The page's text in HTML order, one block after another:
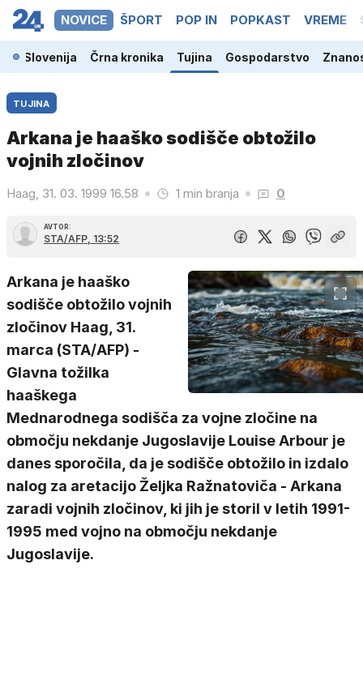
NOVICE ŠPORT POP IN POPKAST VREME
Slovenija Črna kronika Tujina Gospodarstvo
TUJINA
Arkana je haaško sodišče obtožilo
vojnih zločinov
Haag, 31. 03. 1999 16.58 1 min branja 0
AVTOR:
STA/AFP, 13:52
Arkana je haaško
sodišče obtožilo vojnih
zločinov Haag, 31.
marca (STA/AFP) -
Glavna tožilka
haaškega
Mednarodnega sodišča za vojne zločine na
območju nekdanje Jugoslavije Louise Arbour je
danes sporočila, da je sodišče obtožilo in izdalo
nalog za aretacijo Željka Ražnatoviča - Arkana
zaradi vojnih zločinov, ki jih je storil v letih 1991-
1995 med vojno na območju nekdanje
Jugoslavije.